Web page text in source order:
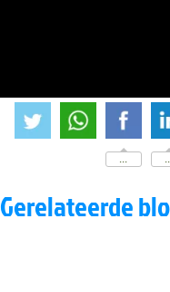
...
Gerelateerde